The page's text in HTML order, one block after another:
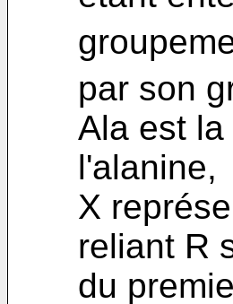
par son
Ala est
l'alanine,
X
reliant R
du